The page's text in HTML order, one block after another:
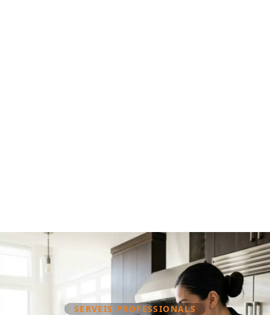
SERVEIS PROFESSIONALS